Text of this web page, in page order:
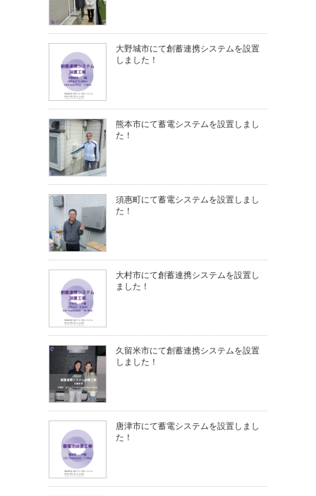
大野城市にて創蓄連携システムを設置
しました！
熊本市にて蓄電システムを設置しまし
た！
須惠町にて蓄電システムを設置しまし
た！
大村市にて創蓄連携システムを設置し
ました！
久留米市にて創蓄連携システムを設置
しました！
唐津市にて蓄電システムを設置しまし
た！